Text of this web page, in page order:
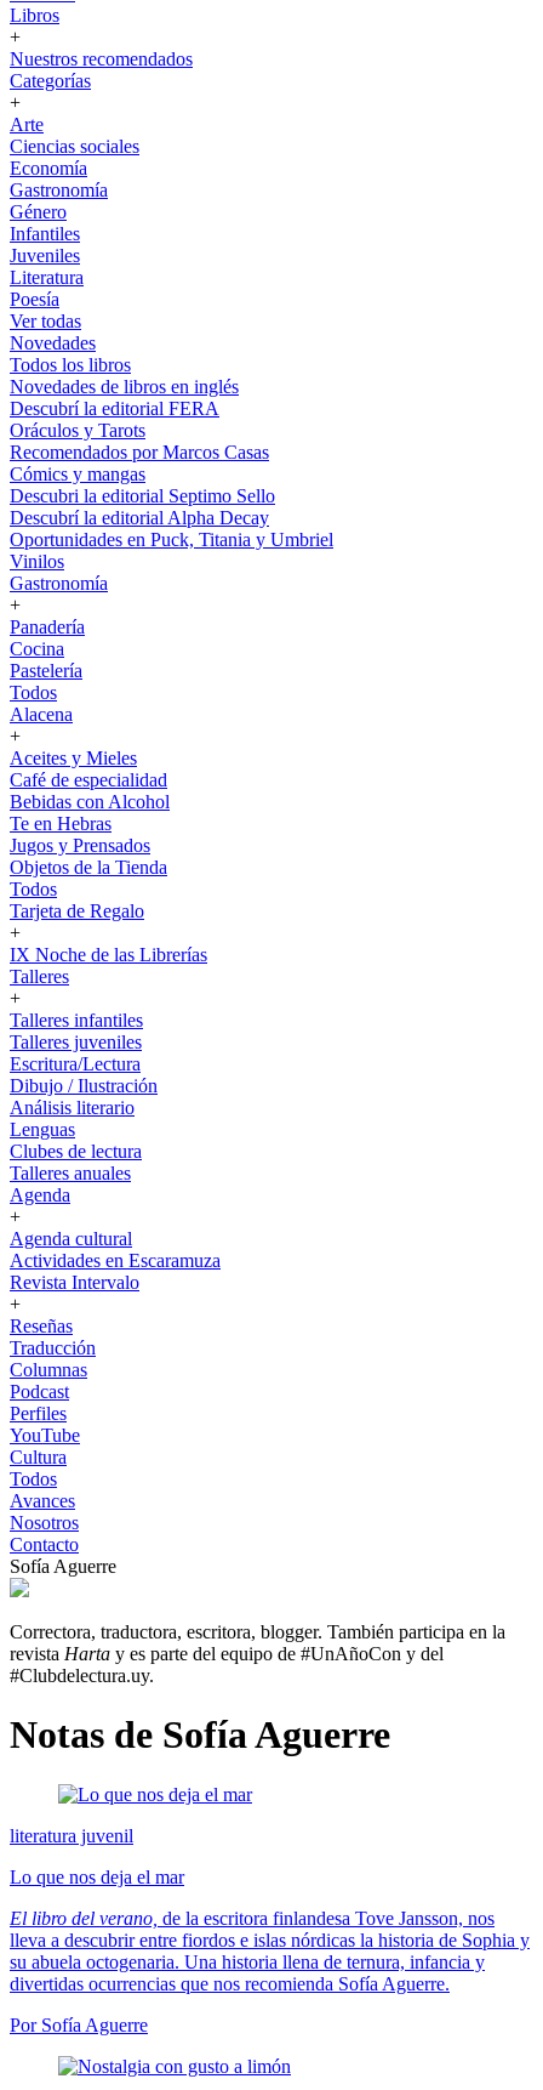
Libros
+
Nuestros recomendados
Categorías
+
Arte
Ciencias sociales
Economía
Gastronomía
Género
Infantiles
Juveniles
Literatura
Poesía
Ver todas
Novedades
Todos los libros
Novedades de libros en inglés
Descubrí la editorial FERA
Oráculos y Tarots
Recomendados por Marcos Casas
Cómics y mangas
Descubri la editorial Septimo Sello
Descubrí la editorial Alpha Decay
Oportunidades en Puck, Titania y Umbriel
Vinilos
Gastronomía
+
Panadería
Cocina
Pastelería
Todos
Alacena
+
Aceites y Mieles
Café de especialidad
Bebidas con Alcohol
Te en Hebras
Jugos y Prensados
Objetos de la Tienda
Todos
Tarjeta de Regalo
+
IX Noche de las Librerías
Talleres
+
Talleres infantiles
Talleres juveniles
Escritura/Lectura
Dibujo / Ilustración
Análisis literario
Lenguas
Clubes de lectura
Talleres anuales
Agenda
+
Agenda cultural
Actividades en Escaramuza
Revista Intervalo
+
Reseñas
Traducción
Columnas
Podcast
Perfiles
YouTube
Cultura
Todos
Avances
Nosotros
Contacto
Sofía Aguerre
Correctora, traductora, escritora, blogger. También participa en la
revista Harta y es parte del equipo de #UnAñoCon y del
#Clubdelectura.uy.
Notas de Sofía Aguerre
literatura juvenil
Lo que nos deja el mar
El libro del verano, de la escritora finlandesa Tove Jansson, nos
lleva a descubrir entre fiordos e islas nórdicas la historia de Sophia y
su abuela octogenaria. Una historia llena de ternura, infancia y
divertidas ocurrencias que nos recomienda Sofía Aguerre.
Por Sofía Aguerre